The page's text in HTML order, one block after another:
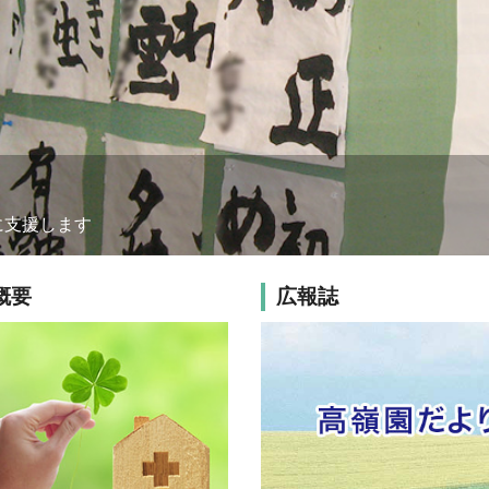
援します
要 広報誌